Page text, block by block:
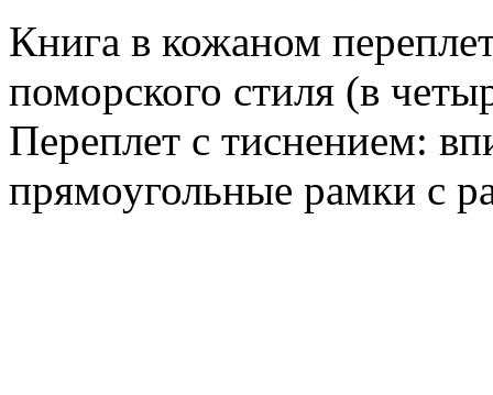
Книга в кожаном
поморского стиля (в
Переплет с тиснением:
прямоугольные рамки с